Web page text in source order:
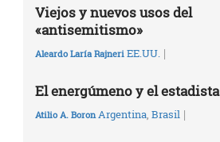
Viejos y nuevos usos del
«antisemitismo»
Aleardo Laría Rajneri EE.UU. |
El energúmeno y el estadista
Atilio A. Boron Argentina Brasil |